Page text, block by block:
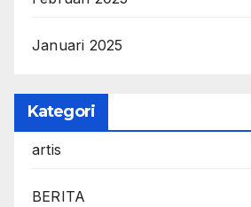
Januari 2025
Kategori
artis
BERITA